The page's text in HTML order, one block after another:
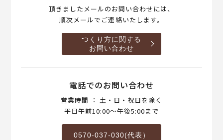
頂きましたメールのお問い合わせには、
順次メールでご連絡いたします。
つくり方に関する
お問い合わせ
電話でのお問い合わせ
営業時間 ： 土・日・祝日を除く
平日午前10:00～午後5:00まで
0570-037-030(代表）